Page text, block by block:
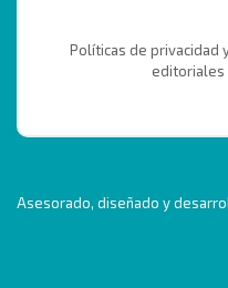
Políticas de privacidad
editoriales
Asesorado, diseñado y